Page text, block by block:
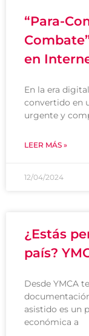
“Para-
en
En la era
convertido en
urgente y
LEER MÁS »
12/04/2024
¿Estás
país?
Desde YMCA
asistido es un
económica a